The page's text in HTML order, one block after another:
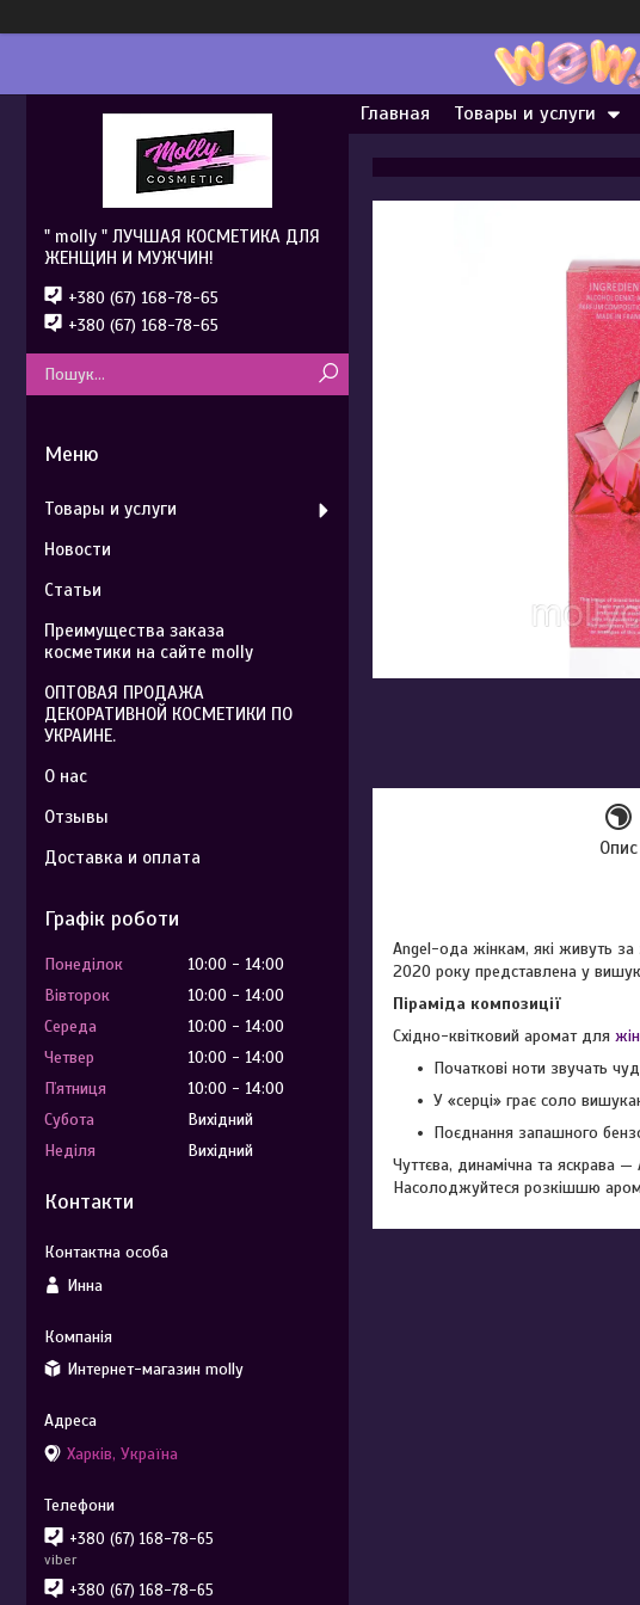
Главная Товары и услуги
Опис
Angel-ода жінкам, які живуть за
2020 року представлена у
Піраміда композиції
Східно-квітковий аромат для
Початкові ноти звучать
У «серці» грає соло
Поєднання запашного
Чуттєва, динамічна та яскрава
Насолоджуйтеся розкішшю
" molly " ЛУЧШАЯ КОСМЕТИКА ДЛЯ
ЖЕНЩИН И МУЖЧИН!
+380 (67) 168-78-65
+380 (67) 168-78-65
Товары и услуги
Новости
Статьи
Преимущества заказа
косметики на сайте molly
ОПТОВАЯ ПРОДАЖА
ДЕКОРАТИВНОЙ КОСМЕТИКИ ПО
УКРАИНЕ.
О нас
Отзывы
Доставка и оплата
Графік роботи
Понеділок 10:00
14:00
Вівторок
10:00
14:00
Середа
10:00
14:00
Четвер
10:00
14:00
Пʼятниця
10:00
14:00
Субота
Вихідний
Неділя
Вихідний
Контакти
Инна
Интернет-магазин molly
Харків, Україна
+380 (67) 168-78-65
viber
+380 (67) 168-78-65